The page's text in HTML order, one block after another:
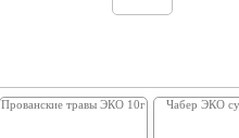
Прованские травы ЭКО 10г Чабер ЭКО